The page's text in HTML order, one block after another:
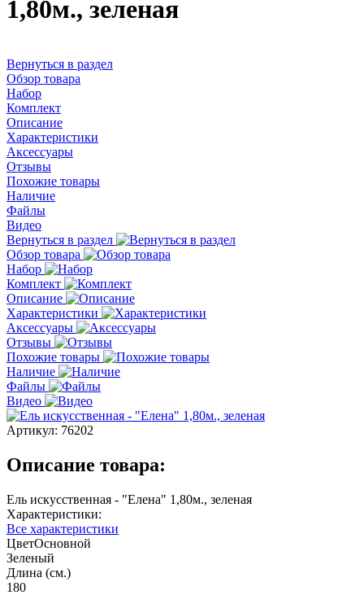
1,80м., зеленая
Вернуться в раздел
Обзор товара
Набор
Комплект
Описание
Характеристики
Аксессуары
Отзывы
Похожие товары
Наличие
Файлы
Видео
Вернуться в раздел
Обзор товара
Набор
Комплект
Описание
Характеристики
Аксессуары
Отзывы
Похожие товары
Наличие
Файлы
Видео
Артикул: 76202
Описание товара:
Ель искусственная - "Елена" 1,80м., зеленая
Характеристики:
Все характеристики
ЦветОсновной
Зеленый
Длина (см.)
180